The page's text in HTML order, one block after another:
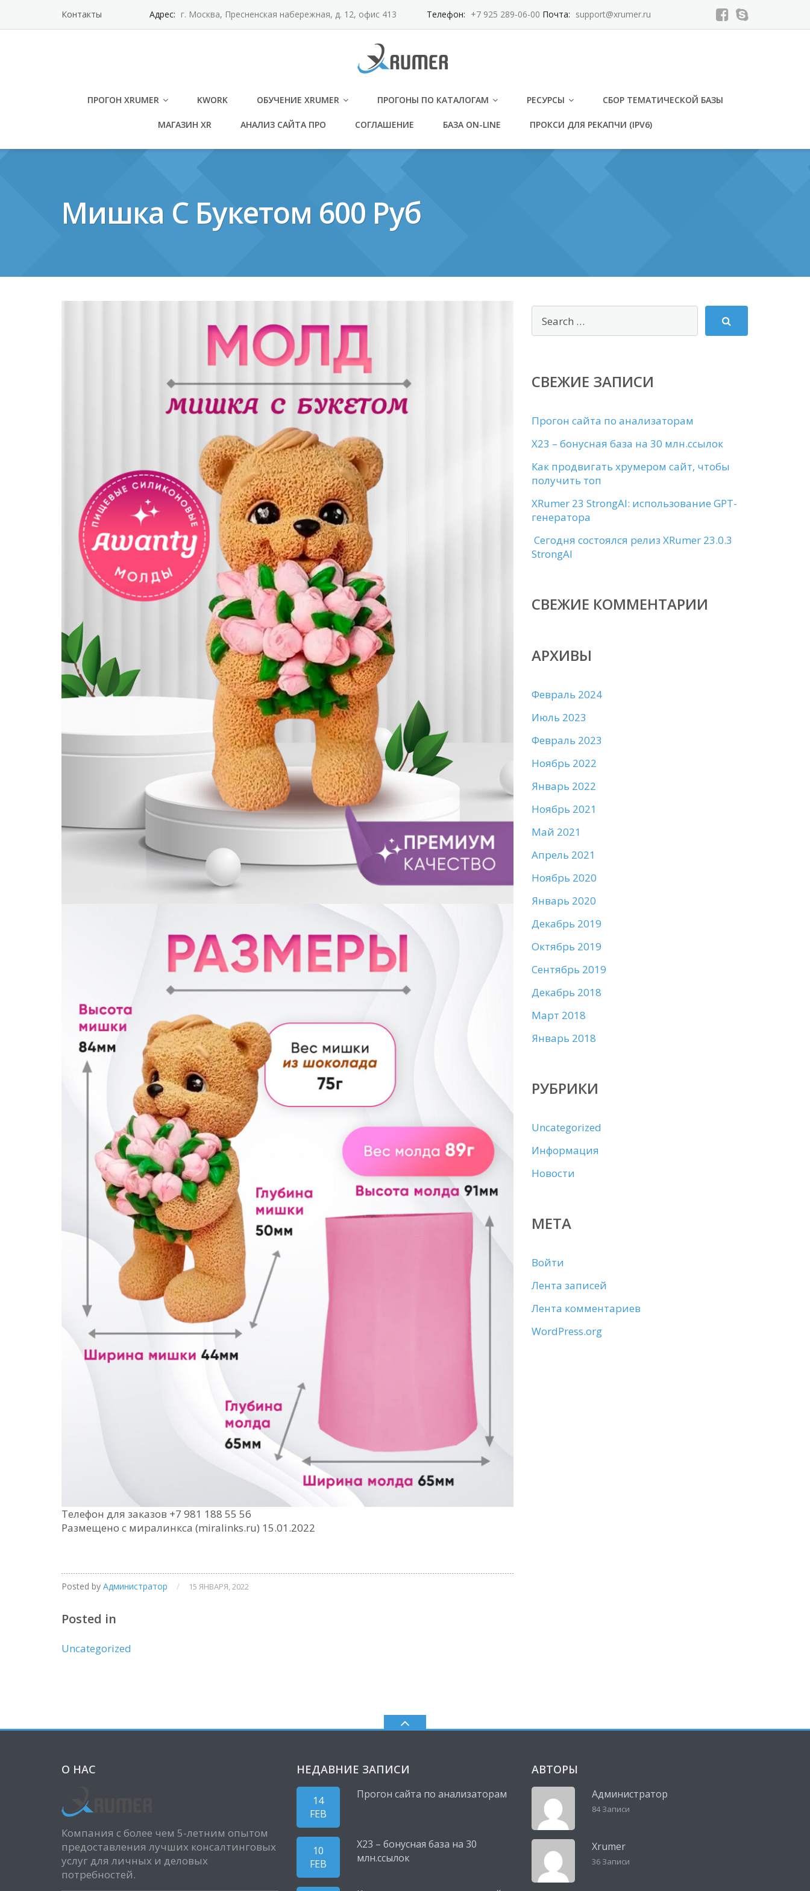
Контакты Адрес: г. Москва, Пресненская набережная, д. 12, офис 413 Телефон: +7 925 289-06-00 Почта: support@xrumer.ru
ПРОГОН XRUMER KWORK ОБУЧЕНИЕ XRUMER ПРОГОНЫ ПО КАТАЛОГАМ РЕСУРСЫ СБОР ТЕМАТИЧЕСКОЙ БАЗЫ
МАГАЗИН XR АНАЛИЗ САЙТА ПРО СОГЛАШЕНИЕ БАЗА ON-LINE ПРОКСИ ДЛЯ РЕКАПЧИ (IPV6)
Мишка С Букетом 600 Руб
Телефон для заказов +7 981 188 55 56
Размещено с миралинкса (miralinks.ru) 15.01.2022
Posted by Администратор / 15 ЯНВАРЯ, 2022
Posted in
Uncategorized
СВЕЖИЕ ЗАПИСИ
Прогон сайта по анализаторам
X23 – бонусная база на 30 млн.ссылок
Как продвигать хрумером сайт, чтобы
получить топ
XRumer 23 StrongAI: использование GPT-
генератора
Сегодня состоялся релиз XRumer 23.0.3
StrongAI
СВЕЖИЕ КОММЕНТАРИИ
АРХИВЫ
Февраль 2024
Июль 2023
Февраль 2023
Ноябрь 2022
Январь 2022
Ноябрь 2021
Май 2021
Апрель 2021
Ноябрь 2020
Январь 2020
Декабрь 2019
Октябрь 2019
Сентябрь 2019
Декабрь 2018
Март 2018
Январь 2018
РУБРИКИ
Uncategorized
Информация
Новости
МЕТА
Войти
Лента записей
Лента комментариев
WordPress.org
О НАС
Компания с более чем 5-летним опытом
предоставления лучших консалтинговых
услуг для личных и деловых
потребностей.
НЕДАВНИЕ ЗАПИСИ
14
FEB
Прогон сайта по анализаторам
10
FEB
X23 – бонусная база на 30
млн.ссылок
АВТОРЫ
Администратор
84 Записи
Xrumer
36 Записи